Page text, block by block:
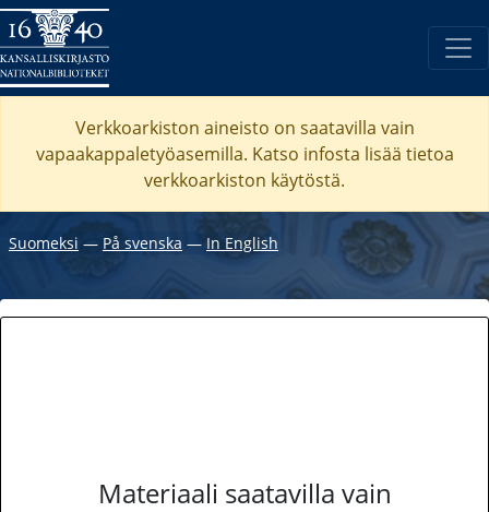
Verkkoarkiston aineisto on saatavilla vain
vapaakappaletyöasemilla. Katso infosta lisää tietoa
verkkoarkiston käytöstä.
Suomeksi ― På svenska ― In English
Materiaali saatavilla vain